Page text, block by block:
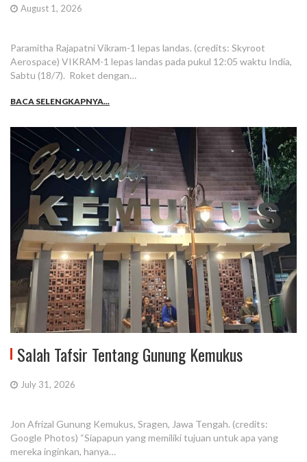
August 1, 2026
Paramitha Rajapatni Vikram-1 lepas landas. (credits: Skyroot
Aerospace) VIKRAM-1 lepas landas pada pukul 12:05 waktu India,
Sabtu (18/7). Roket dengan…
BACA SELENGKAPNYA...
Salah Tafsir Tentang Gunung Kemukus
July 31, 2026
Jon Afrizal Gunung Kemukus, Sragen, Jawa Tengah. (credits:
Google Photos) “Siapapun yang memiliki tujuan untuk apa yang
mereka inginkan, hanya…